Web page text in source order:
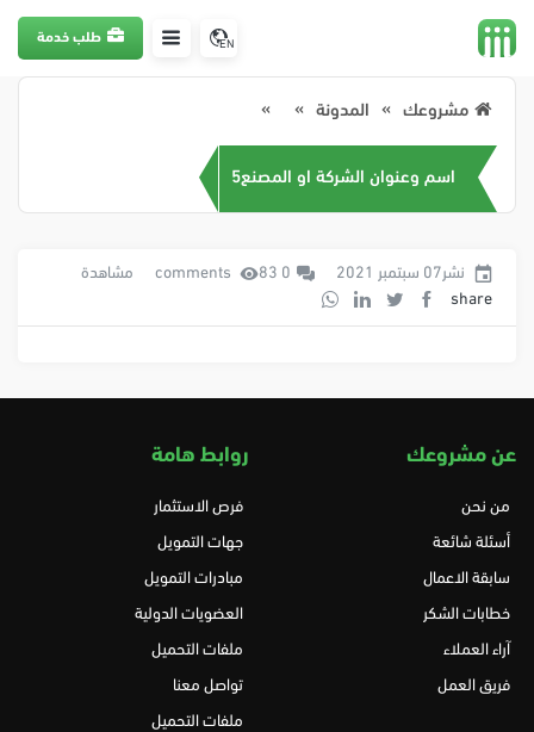
EN طلب خدمة
مشروعك المدونة
اسم وعنوان الشركة او المصنع5
نشر07 سبتمبر 2021 0 comments 83 مشاهدة
share
عن مشروعك
من نحن
أسئلة شائعة
سابقة الاعمال
خطابات الشكر
آراء العملاء
فريق العمل
روابط هامة
فرص الاستثمار
جهات التمويل
مبادرات التمويل
العضويات الدولية
ملفات التحميل
تواصل معنا
ملفات التحميل